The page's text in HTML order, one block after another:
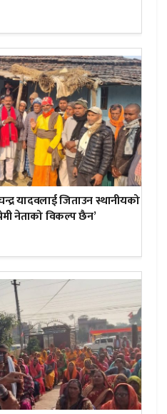
यादवलाई जिताउन स्थानीयको
नेताको विकल्प छैन’